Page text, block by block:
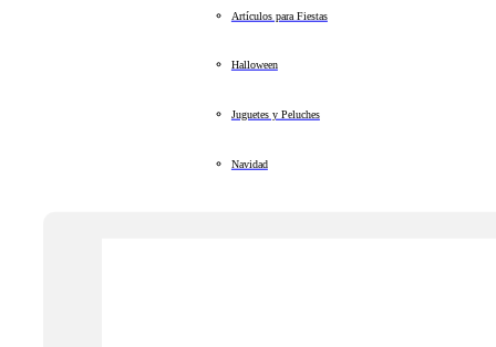
Artículos para Fiestas
Halloween
Juguetes y Peluches
Navidad